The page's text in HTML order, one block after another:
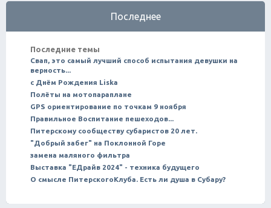
Последнее
Последние темы
Свап, это самый лучший способ испытания девушки на
верность...
с Днём Рождения Liska
Полёты на мотопараплане
GPS ориентирование по точкам 9 ноября
Правильное Воспитание пешеходов...
Питерскому сообществу субаристов 20 лет.
"Добрый забег" на Поклонной Горе
замена маляного фильтра
Выставка "ЕДрайв 2024" - техника будущего
О смысле ПитерскогоКлуба. Есть ли душа в Субару?